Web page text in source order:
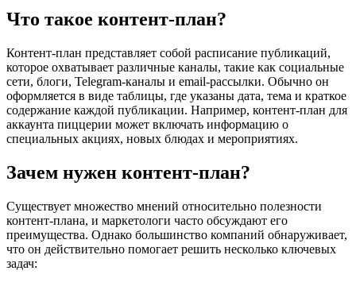
Что такое контент-план?
Контент-план представляет собой расписание публикаций,
которое охватывает различные каналы, такие как социальные
сети, блоги, Telegram-каналы и email-рассылки. Обычно он
оформляется в виде таблицы, где указаны дата, тема и краткое
содержание каждой публикации. Например, контент-план для
аккаунта пиццерии может включать информацию о
специальных акциях, новых блюдах и мероприятиях.
Зачем нужен контент-план?
Существует множество мнений относительно полезности
контент-плана, и маркетологи часто обсуждают его
преимущества. Однако большинство компаний обнаруживает,
что он действительно помогает решить несколько ключевых
задач: